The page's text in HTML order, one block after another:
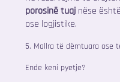
porosinë tuajnëse
ose logjistike.
5. Mallra të dëmtuara ose
Ende keni pyetje?